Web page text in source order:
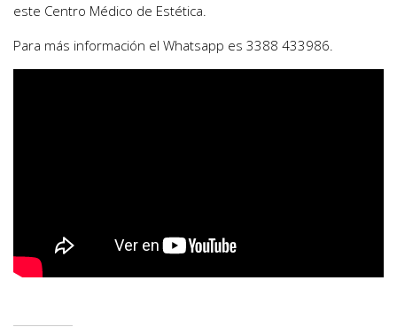
este Centro Médico de Estética.
Para más información el Whatsapp es 3388 433986.